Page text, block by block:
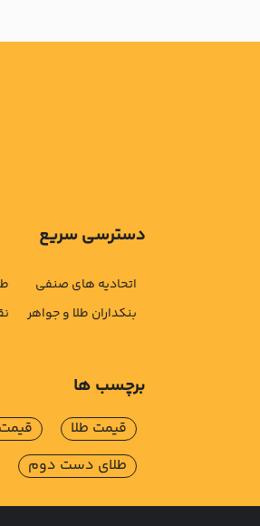
دسترسی سریع
اتحادیه های صنفی
بنکداران طلا و جواهر
برچسب ها
قیمت طلا
طلای دست دوم